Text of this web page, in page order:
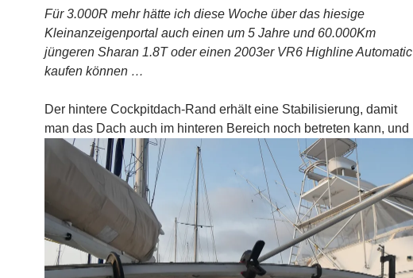
Für 3.000R mehr hätte ich diese Woche über das hiesige
Kleinanzeigenportal auch einen um 5 Jahre und 60.000Km
jüngeren Sharan 1.8T oder einen 2003er VR6 Highline Automatic
kaufen können …
Der hintere Cockpitdach-Rand erhält eine Stabilisierung, damit
man das Dach auch im hinteren Bereich noch betreten kann, und